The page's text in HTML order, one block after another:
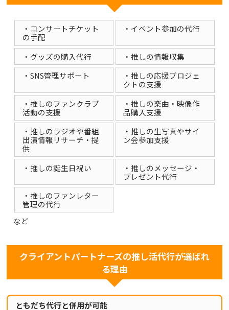
・コンサートチケット
の手配
・イベント参加の代行
・グッズの購入代行
・推しの情報収集
・SNS管理サポート
・推しの応援プロジェ
クトの支援
・推しのファンクラブ
活動の支援
・推しの楽曲・映像作
品購入支援
・推しのラジオや番組
出演情報リサーチ・提
供
・推しの生写真やサイ
ン会参加支援
・推しの誕生日祝い
・推しのメッセージ・
プレゼント代行
・推しのファンレター
管理の代行
など
クライアントパートナーズの推し活代行が選ばれ
る理由
ともだち代行と併用が可能